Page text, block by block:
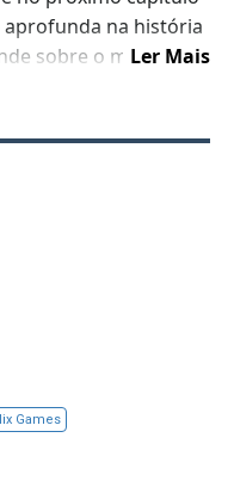
Ler Mais
aprofunda na história
sobre o mal que
traiçoeiros e
misteriosos por
de Silent Hill
uma trilha sonora
Akira
Games